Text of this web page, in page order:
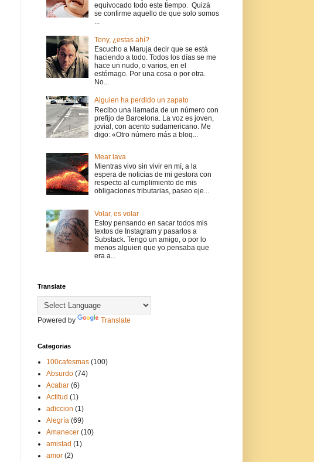
equivocado todo este tiempo. Quizá
se confirme aquello de que solo somos
...
Tony, ¿estas ahí?
Escucho a Maruja decir que se está
haciendo a todo. Todos los días se me
hace un nudo, o varios, en el
estómago. Por una cosa o por otra.
No...
Alguien ha perdido un zapato
Recibo una llamada de un número con
prefijo de Barcelona. La voz es joven,
jovial, con acento sudamericano. Me
digo: «Otro número más a bloq...
Mear lava
Mientras vivo sin vivir en mí, a la
espera de noticias de mi gestora con
respecto al cumplimiento de mis
obligaciones tributarias, paseo eje...
Volar, es volar
Estoy pensando en sacar todos mis
textos de Instagram y pasarlos a
Substack. Tengo un amigo, o por lo
menos alguien que yo pensaba que
era a...
Translate
Powered by Translate
Categorias
100cafesmas (100)
Absurdo (74)
Acabar (6)
Actitud (1)
adiccion (1)
Alegría (69)
Amanecer (10)
amistad (1)
amor (2)